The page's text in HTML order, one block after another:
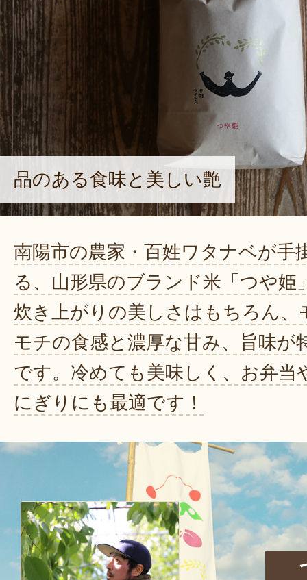
品のある食味と美しい艶
南陽市の農家・百姓ワタナベが手
る、山形県のブランド米「つや姫
炊き上がりの美しさはもちろん、
モチの食感と濃厚な甘み、旨味が
です。冷めても美味しく、お弁当
にぎりにも最適です！